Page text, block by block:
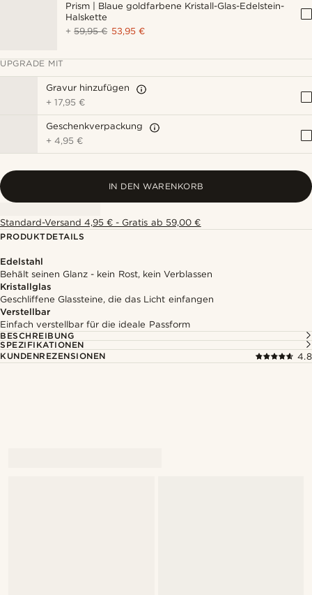
Prism | Blaue goldfarbene Kristall-Glas-Edelstein-
Halskette
+59,95 € 53,95 €
UPGRADE MIT
Gravur hinzufügen
+17,95 €
Geschenkverpackung
+4,95 €
IN DEN WARENKORB
Standard-Versand 4,95 € - Gratis ab 59,00 €
PRODUKTDETAILS
Edelstahl
Behält seinen Glanz - kein Rost, kein Verblassen
Kristallglas
Geschliffene Glassteine, die das Licht einfangen
Verstellbar
Einfach verstellbar für die ideale Passform
BESCHREIBUNG
SPEZIFIKATIONEN
KUNDENREZENSIONEN
4.8